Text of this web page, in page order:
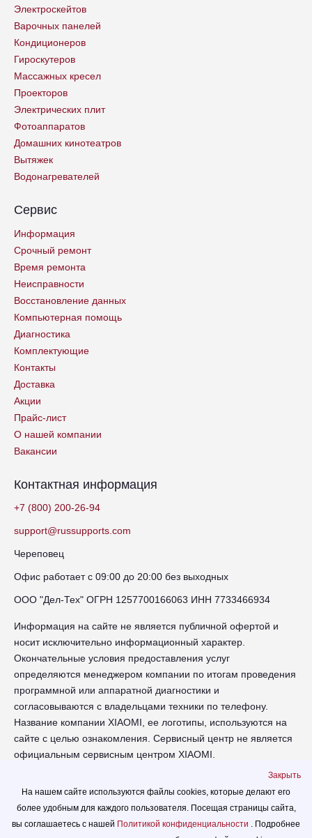
Электроскейтов
Варочных панелей
Кондиционеров
Гироскутеров
Массажных кресел
Проекторов
Электрических плит
Фотоаппаратов
Домашних кинотеатров
Вытяжек
Водонагревателей
Сервис
Информация
Срочный ремонт
Время ремонта
Неисправности
Восстановление данных
Компьютерная помощь
Диагностика
Комплектующие
Контакты
Доставка
Акции
Прайс-лист
О нашей компании
Вакансии
Контактная информация
+7 (800) 200-26-94
support@russupports.com
Череповец
Офис работает с 09:00 до 20:00 без выходных
ООО "Дел-Тех" ОГРН 1257700166063 ИНН 7733466934
Информация на сайте не является публичной офертой и
носит исключительно информационный характер.
Окончательные условия предоставления услуг
определяются менеджером компании по итогам проведения
программной или аппаратной диагностики и
согласовываются с владельцами техники по телефону.
Название компании XIAOMI, ее логотипы, используются на
сайте с целью ознакомления. Сервисный центр не является
официальным сервисным центром XIAOMI.
chr-xiaomi.russupports.com - Сервисный центр XIAOMI в
Череповце - сайт сервисного центра RUSSUPPORT по
ремонту техники XIAOMI
На нашем сайте используются файлы cookies, которые делают его
более удобным для каждого пользователя. Посещая страницы сайта,
вы соглашаетесь с нашей Политикой конфиденциальности . Подробнее
Закрыть